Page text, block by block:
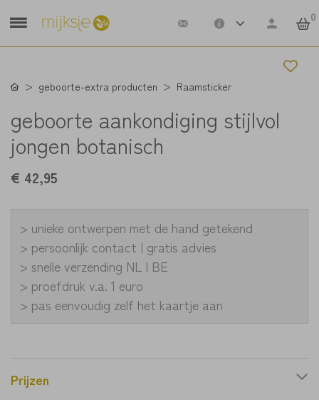
0
geboorte-extra producten Raamsticker
geboorte aankondiging stijlvol
jongen botanisch
€ 42,95
> unieke ontwerpen met de hand getekend
> persoonlijk contact | gratis advies
> snelle verzending NL | BE
> proefdruk v.a. 1 euro
> pas eenvoudig zelf het kaartje aan
Prijzen